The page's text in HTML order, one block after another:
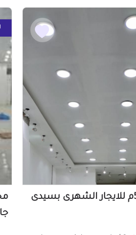
محلات تجاري 50م للايجار الشهرى بسيدى